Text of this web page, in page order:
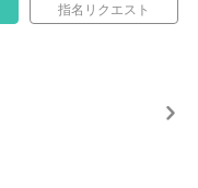
指名リクエスト